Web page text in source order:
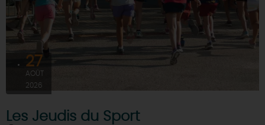
27
AOÛT
2026
Les Jeudis du Sport